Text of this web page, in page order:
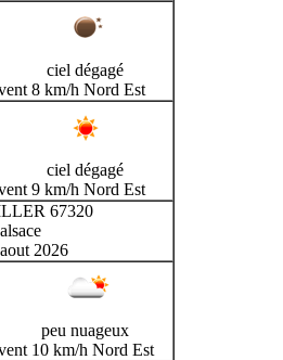
ciel dégagé
8 km/h Nord Est
ciel dégagé
9 km/h Nord Est
67320
2026
peu nuageux
10 km/h Nord Est